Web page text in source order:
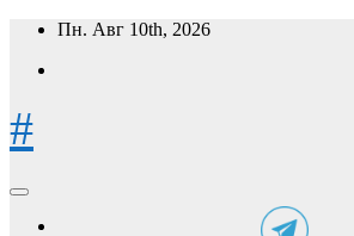
Перейти
содержимому
Пн. Авг 10th, 2026
#